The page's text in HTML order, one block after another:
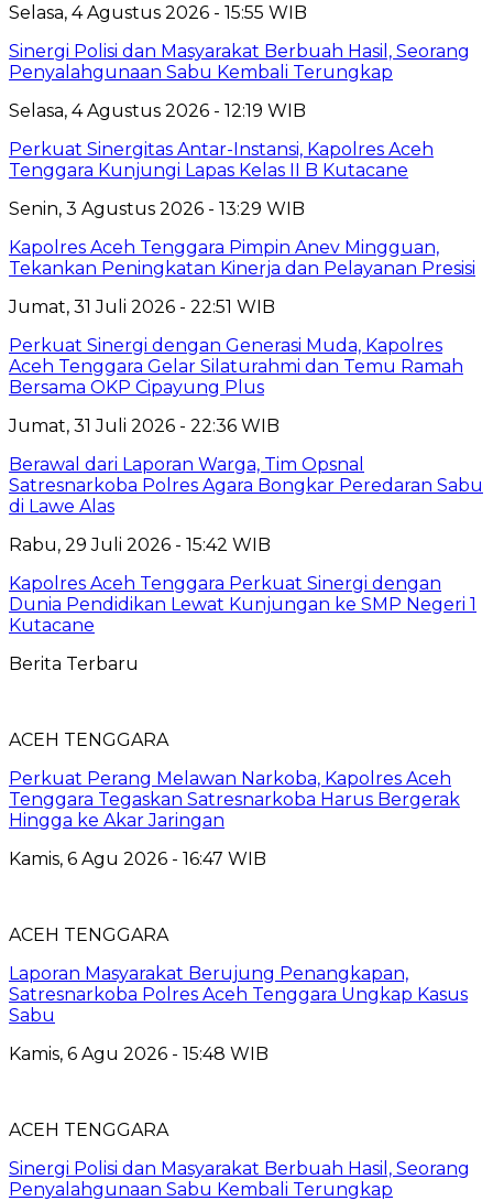
Selasa, 4 Agustus 2026 - 15:55 WIB
Sinergi Polisi dan Masyarakat Berbuah Hasil, Seorang
Penyalahgunaan Sabu Kembali Terungkap
Selasa, 4 Agustus 2026 - 12:19 WIB
Perkuat Sinergitas Antar-Instansi, Kapolres Aceh
Tenggara Kunjungi Lapas Kelas II B Kutacane
Senin, 3 Agustus 2026 - 13:29 WIB
Kapolres Aceh Tenggara Pimpin Anev Mingguan,
Tekankan Peningkatan Kinerja dan Pelayanan Presisi
Jumat, 31 Juli 2026 - 22:51 WIB
Perkuat Sinergi dengan Generasi Muda, Kapolres
Aceh Tenggara Gelar Silaturahmi dan Temu Ramah
Bersama OKP Cipayung Plus
Jumat, 31 Juli 2026 - 22:36 WIB
Berawal dari Laporan Warga, Tim Opsnal
Satresnarkoba Polres Agara Bongkar Peredaran Sabu
di Lawe Alas
Rabu, 29 Juli 2026 - 15:42 WIB
Kapolres Aceh Tenggara Perkuat Sinergi dengan
Dunia Pendidikan Lewat Kunjungan ke SMP Negeri 1
Kutacane
Berita Terbaru
ACEH TENGGARA
Perkuat Perang Melawan Narkoba, Kapolres Aceh
Tenggara Tegaskan Satresnarkoba Harus Bergerak
Hingga ke Akar Jaringan
Kamis, 6 Agu 2026 - 16:47 WIB
ACEH TENGGARA
Laporan Masyarakat Berujung Penangkapan,
Satresnarkoba Polres Aceh Tenggara Ungkap Kasus
Sabu
Kamis, 6 Agu 2026 - 15:48 WIB
ACEH TENGGARA
Sinergi Polisi dan Masyarakat Berbuah Hasil, Seorang
Penyalahgunaan Sabu Kembali Terungkap